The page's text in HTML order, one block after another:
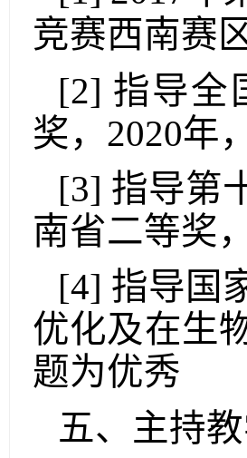
竞赛西南赛
[2] 指导全
奖 ， 2020年
[3] 指导第
南省二等奖，
[4] 指导国
优化及在生
题为优秀
五、主持